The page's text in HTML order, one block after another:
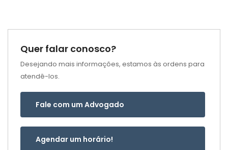
Quer falar conosco?
Desejando mais informações, estamos às ordens para
atendê-los.
Fale com um Advogado
Agendar um horário!